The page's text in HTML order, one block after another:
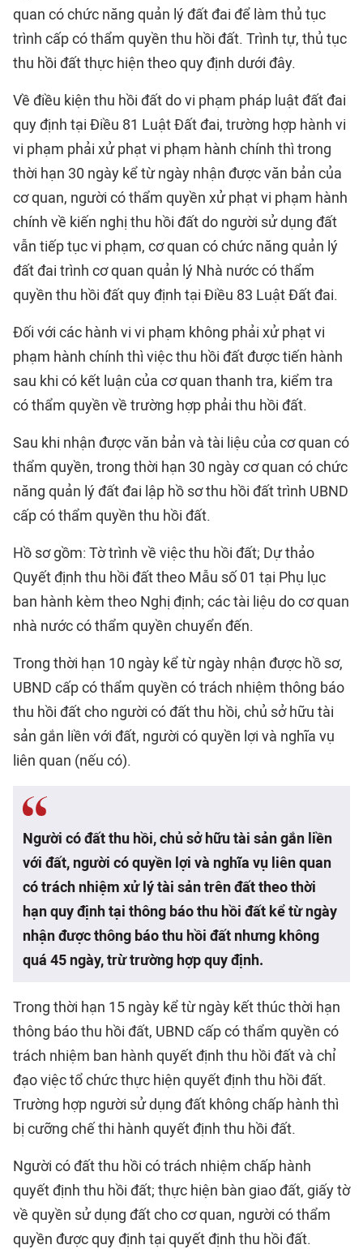
quan có chức năng quản lý đất đai để làm thủ tục
trình cấp có thẩm quyền thu hồi đất. Trình tự, thủ tục
thu hồi đất thực hiện theo quy định dưới đây.
Về điều kiện thu hồi đất do vi phạm pháp luật đất đai
quy định tại Điều 81 Luật Đất đai, trường hợp hành vi
vi phạm phải xử phạt vi phạm hành chính thì trong
thời hạn 30 ngày kể từ ngày nhận được văn bản của
cơ quan, người có thẩm quyền xử phạt vi phạm hành
chính về kiến nghị thu hồi đất do người sử dụng đất
vẫn tiếp tục vi phạm, cơ quan có chức năng quản lý
đất đai trình cơ quan quản lý Nhà nước có thẩm
quyền thu hồi đất quy định tại Điều 83 Luật Đất đai.
Đối với các hành vi vi phạm không phải xử phạt vi
phạm hành chính thì việc thu hồi đất được tiến hành
sau khi có kết luận của cơ quan thanh tra, kiểm tra
có thẩm quyền về trường hợp phải thu hồi đất.
Sau khi nhận được văn bản và tài liệu của cơ quan có
thẩm quyền, trong thời hạn 30 ngày cơ quan có chức
năng quản lý đất đai lập hồ sơ thu hồi đất trình UBND
cấp có thẩm quyền thu hồi đất.
Hồ sơ gồm: Tờ trình về việc thu hồi đất; Dự thảo
Quyết định thu hồi đất theo Mẫu số 01 tại Phụ lục
ban hành kèm theo Nghị định; các tài liệu do cơ quan
nhà nước có thẩm quyền chuyển đến.
Trong thời hạn 10 ngày kể từ ngày nhận được hồ sơ,
UBND cấp có thẩm quyền có trách nhiệm thông báo
thu hồi đất cho người có đất thu hồi, chủ sở hữu tài
sản gắn liền với đất, người có quyền lợi và nghĩa vụ
liên quan (nếu có).
Người có đất thu hồi, chủ sở hữu tài sản gắn liền
với đất, người có quyền lợi và nghĩa vụ liên quan
có trách nhiệm xử lý tài sản trên đất theo thời
hạn quy định tại thông báo thu hồi đất kể từ ngày
nhận được thông báo thu hồi đất nhưng không
quá 45 ngày, trừ trường hợp quy định.
Trong thời hạn 15 ngày kể từ ngày kết thúc thời hạn
thông báo thu hồi đất, UBND cấp có thẩm quyền có
trách nhiệm ban hành quyết định thu hồi đất và chỉ
đạo việc tổ chức thực hiện quyết định thu hồi đất.
Trường hợp người sử dụng đất không chấp hành thì
bị cưỡng chế thi hành quyết định thu hồi đất.
Người có đất thu hồi có trách nhiệm chấp hành
quyết định thu hồi đất; thực hiện bàn giao đất, giấy tờ
về quyền sử dụng đất cho cơ quan, người có thẩm
quyền được quy định tại quyết định thu hồi đất.